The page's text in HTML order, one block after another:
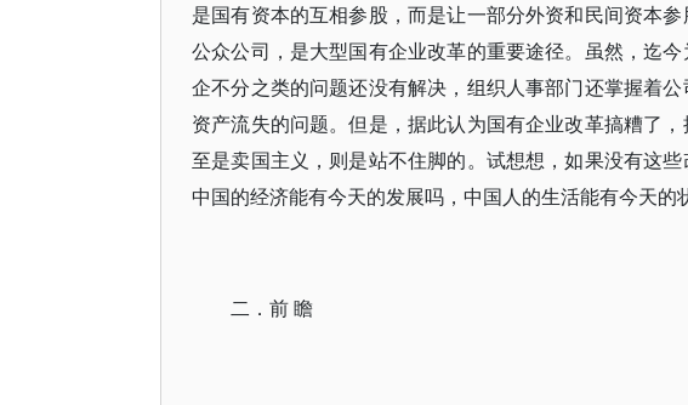
是国有资本的互相参股，而是让一部分外资和民间资本
公众公司，是大型国有企业改革的重要途径。虽然，迄
企不分之类的问题还没有解决，组织人事部门还掌握着
资产流失的问题。但是，据此认为国有企业改革搞糟了
至是卖国主义，则是站不住脚的。试想想，如果没有这
中国的经济能有今天的发展吗，中国人的生活能有今天的
二．前 瞻